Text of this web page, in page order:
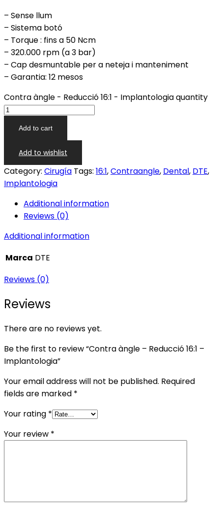
– Sense llum
– Sistema botó
– Torque : fins a 50 Ncm
– 320.000 rpm (a 3 bar)
– Cap desmuntable per a neteja i manteniment
– Garantia: 12 mesos
Contra àngle - Reducció 16:1 - Implantologia quantity
Add to cart
Add to wishlist
Category: Cirugía Tags: 16:1,Contraangle, Dental, DTE,
Implantologia
Additional information
Reviews (0)
Additional information
Marca DTE
Reviews (0)
Reviews
There are no reviews yet.
Be the first to review “Contra àngle – Reducció 16:1 –
Implantologia”
Your email address will not be published. Required
fields are marked *
Your rating *
Your review *